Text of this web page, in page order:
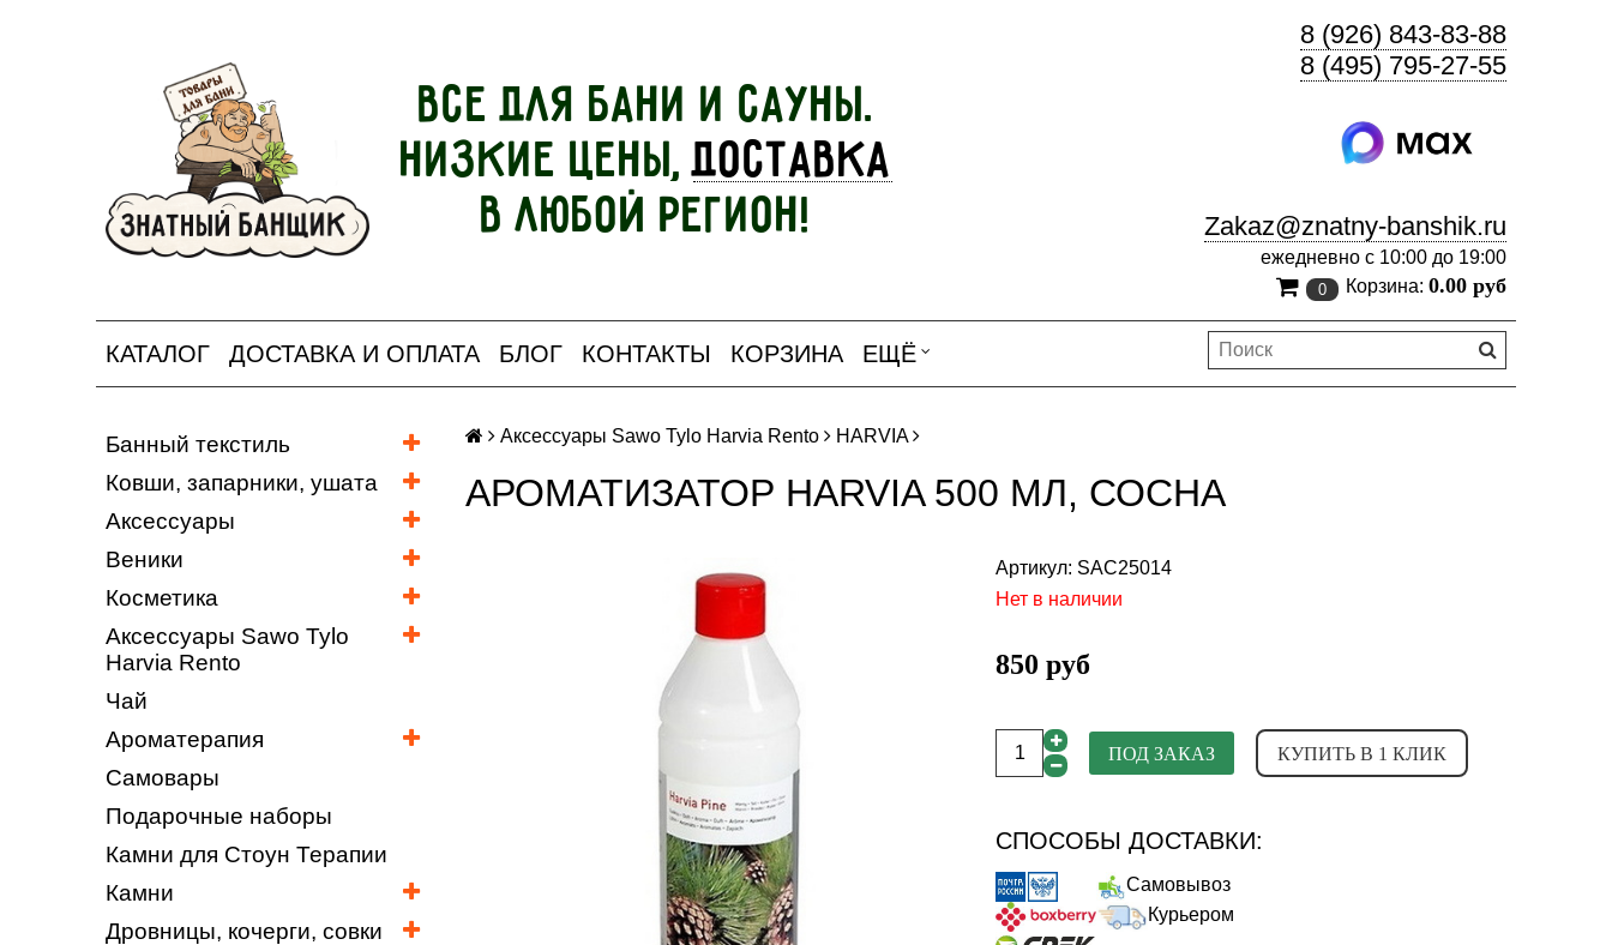
Все для бани и сауны.
Низкие цены,доставка
в любой регион!
8 (926) 843-83-88
8 (495) 795-27-55
Zakaz@znatny-banshik.ru
ежедневно с 10:00 до 19:00
0 Корзина: 0.00 руб
КАТАЛОГ ДОСТАВКА И ОПЛАТА БЛОГ КОНТАКТЫ КОРЗИНА ЕЩЁ
Банный текстиль
Ковши, запарники, ушата
Аксессуары
Веники
Косметика
Аксессуары Sawo Tylo
Harvia Rento
Чай
Ароматерапия
Самовары
Подарочные наборы
Камни для Стоун Терапии
Камни
Дровницы, кочерги, совки
Аксессуары Sawo Tylo Harvia Rento HARVIA
АРОМАТИЗАТОР HARVIA 500 МЛ, СОСНА
Артикул: SAC25014
Нет в наличии
850 руб
ПОД ЗАКАЗ КУПИТЬ В 1 КЛИК
СПОСОБЫ ДОСТАВКИ:
Самовывоз
Курьером